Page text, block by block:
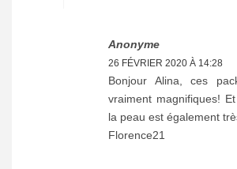
Anonyme
26 FÉVRIER 2020 À 14:28
Bonjour Alina, ces
vraiment magnifiques!
la peau est également
Florence21